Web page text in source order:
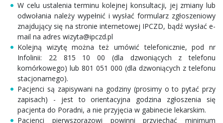
W celu ustalenia terminu kolejnej konsultacji, jej zmiany lub
odwołania należy wypełnić i wysłać formularz zgłoszeniowy
znajdujący się na stronie internetowej IPCZD, bądź wysłać e-
mail na adres wizyta@ipczd.pl
Kolejną wizytę można też umówić telefonicznie, pod nr
Infolinii: 22 815 10 00 (dla dzwoniących z telefonu
komórkowego) lub 801 051 000 (dla dzwoniących z telefonu
stacjonarnego).
Pacjenci są zapisywani na godziny (prosimy o to pytać przy
zapisach) - jest to orientacyjna godzina zgłoszenia się
pacjenta do Poradni, a nie przyjęcia w gabinecie lekarskim.
Pacjenci pierwszorazowi powinni przyjechać minimum